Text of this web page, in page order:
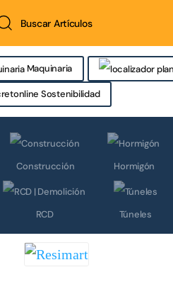
Buscar Artículos
Maquinaria
Sostenibilidad
Construcción Hormigón
RCD Túneles